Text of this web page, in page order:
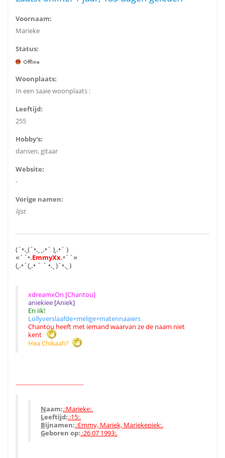
Voornaam:
Marieke
Status:
Woonplaats:
In een saaie woonplaats :
Leeftijd:
255
Hobby's:
dansen, gitaar
Website:
-
Vorige namen:
lijst
(`•.¸(`•.¸ ¸.•´ )¸.•´ )
«´`•.EmmyXx.•´`»
(¸.•´(¸.• ´ ` •.¸ )`•.¸ )
xdreamxOn [Chantou]
aniekiee [Aniek]
En iik!
Lollyverslaafde+melige+matennaaiers
Chantou heeft met iemand waarvan ze de naam niet
kent
Hea Chikaah?
.............................................
Naam:.:Marieke:.
Leeftijd:.:15:.
Bijnamen:.:Emmy, Mariek, Mariekepiek:.
Geboren op:.:26 07 1993:.